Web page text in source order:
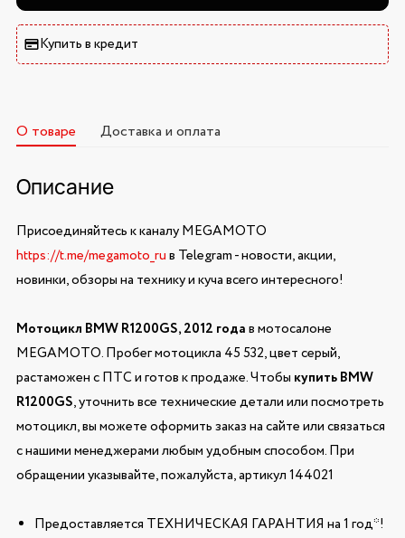
Купить в кредит
О товаре Доставка и оплата
Описание
Присоединяйтесь к каналу MEGAMOTO
https://t.me/megamoto_ruв Telegram - новости, акции,
новинки, обзоры на технику и куча всего интересного!
Мотоцикл BMW R1200GS, 2012 годав мотосалоне
MEGAMOTO. Пробег мотоцикла 45 532, цвет серый,
растаможен с ПТС и готов к продаже. Чтобы купить BMW
R1200GS, уточнить все технические детали или посмотреть
мотоцикл, вы можете оформить заказ на сайте или связаться
с нашими менеджерами любым удобным способом. При
обращении указывайте, пожалуйста, артикул 144021
Предоставляется ТЕХНИЧЕСКАЯ ГАРАНТИЯ на 1 год*!